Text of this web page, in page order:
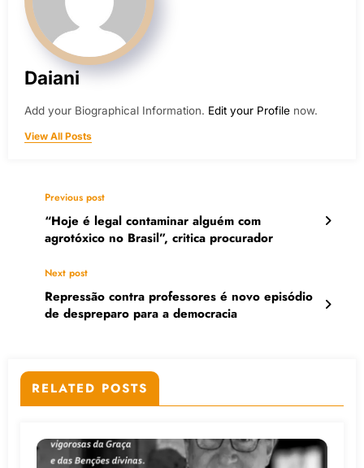
Daiani
Add your Biographical Information. Edit your Profile now.
View All Posts
Previous post
“Hoje é legal contaminar alguém com
agrotóxico no Brasil”, critica procurador
Next post
Repressão contra professores é novo episódio
de despreparo para a democracia
RELATED POSTS